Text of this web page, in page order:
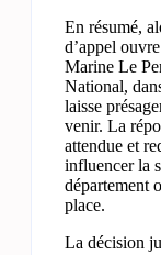
En résumé,
d’appel
Marine Le
National,
laisse
venir. La
attendue et
influencer la
département
place.
La décision